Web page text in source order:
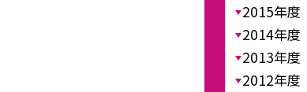
2015年度
2014年度
2013年度
2012年度